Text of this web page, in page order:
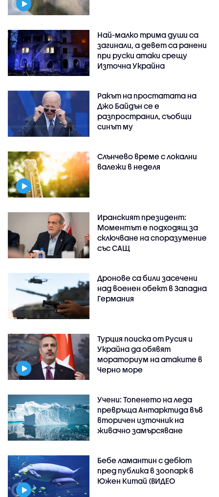
Най-малко трима души са
загинали, а девет са ранени
при руски атаки срещу
Източна Украйна
Ракът на простатата на
Джо Байдън се е
разпространил, съобщи
синът му
Слънчево време с локални
валежи в неделя
Иранският президент:
Моментът е подходящ за
сключване на споразумение
със САЩ
Дронове са били засечени
над военен обект в Западна
Германия
Турция поиска от Русия и
Украйна да обявят
мораториум на атаките в
Черно море
Учени: Топенето на леда
превръща Антарктида във
вторичен източник на
живачно замърсяване
Бебе ламантин с дебют
пред публика в зоопарк в
Южен Китай (ВИДЕО